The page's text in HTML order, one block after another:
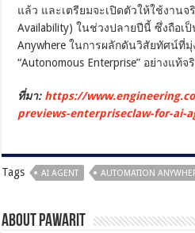
แล้ว และเตรียมจะเปิดตัวให้ใช้งานจ
Availability) ในช่วงปลายปีนี้ ซึ่งถือเ
Anywhere ในการผลักดันวิสัยทัศน์ที่
“Autonomous Enterprise” อย่างแท้จ
ที่มา: https://
previews-enterpriseclaw-for-ai-
Tags AI AGENT AUTOMATION
About pawarit